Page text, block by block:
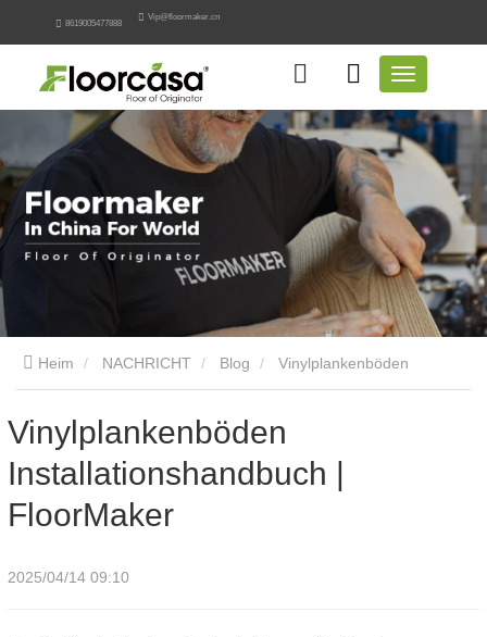
8619005477888
Vip@floormaker.cn
Heim NACHRICHT Blog
Vinylplankenböden
Installationshandbuch |
FloorMaker
2025/04/14 09:10